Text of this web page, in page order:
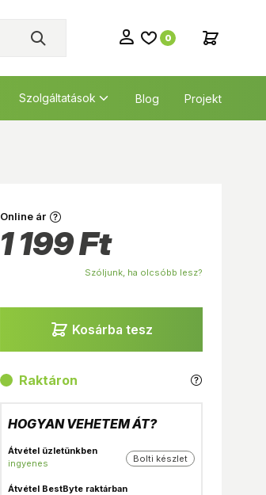
0
Szolgáltatások Blog Projekt
Online ár
1 199Ft
Szóljunk, ha olcsóbb lesz?
Kosárba tesz
Raktáron
HOGYAN VEHETEM ÁT?
Átvétel üzletünkben
ingyenes
Bolti készlet
Átvétel BestByte raktárban